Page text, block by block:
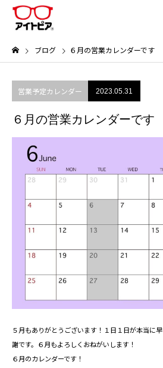
ブログ ６月の営業カレンダーです
営業予定カレンダー 2023.05.31
６月の営業カレンダーです
５月もありがとうございます！１日１日が本当に
謝です。６月もよろしくおねがいします！
６月のカレンダーです！